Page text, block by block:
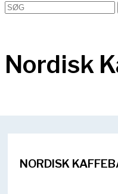
Open
mobile
Close
mobile
Search
Nordisk
NORDISK